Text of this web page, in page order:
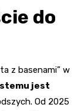
do
z basenami” w
jest
Od 2025